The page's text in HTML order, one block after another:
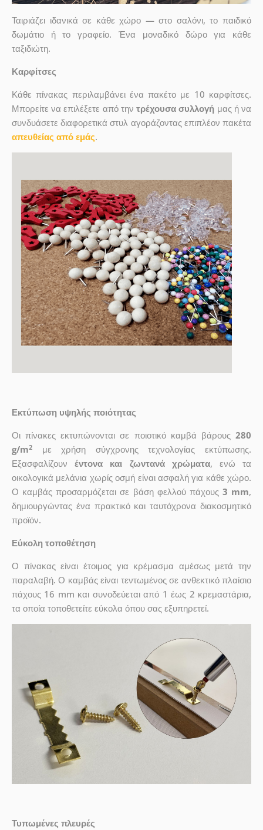
Ταιριάζει ιδανικά σε κάθε χώρο — στο σαλόνι, το παιδικό
δωμάτιο ή το γραφείο. Ένα μοναδικό δώρο για κάθε
ταξιδιώτη.
Καρφίτσες
Κάθε πίνακας περιλαμβάνει ένα πακέτο με 10 καρφίτσες.
Μπορείτε να επιλέξετε από τηντρέχουσα συλλογή μας ή να
συνδυάσετε διαφορετικά στυλ αγοράζοντας επιπλέον πακέτα
απευθείας από εμάς.
Εκτύπωση υψηλής ποιότητας
Οι πίνακες εκτυπώνονται σε ποιοτικό καμβά βάρους280
g/m2με χρήση σύγχρονης τεχνολογίας εκτύπωσης.
Εξασφαλίζουνέντονα και ζωντανά χρώματα, ενώ τα
οικολογικά μελάνια χωρίς οσμή είναι ασφαλή για κάθε χώρο.
Ο καμβάς προσαρμόζεται σε βάση φελλού πάχους 3 mm,
δημιουργώντας ένα πρακτικό και ταυτόχρονα διακοσμητικό
προϊόν.
Εύκολη τοποθέτηση
Ο πίνακας είναι έτοιμος για κρέμασμα αμέσως μετά την
παραλαβή. Ο καμβάς είναι τεντωμένος σε ανθεκτικό πλαίσιο
πάχους 16 mm και συνοδεύεται από 1 έως 2 κρεμαστάρια,
τα οποία τοποθετείτε εύκολα όπου σας εξυπηρετεί.
Τυπωμένες πλευρές